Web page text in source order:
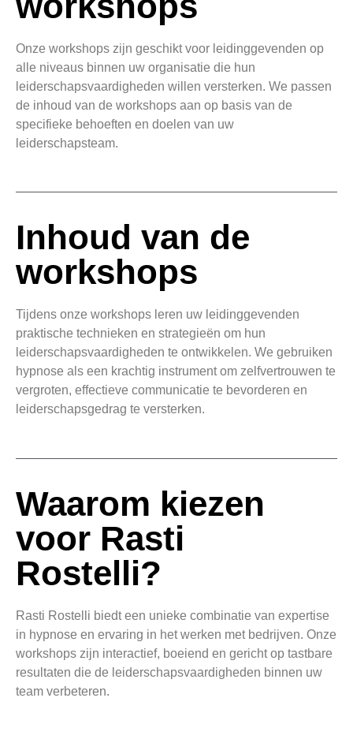
Onze workshops zijn geschikt voor leidinggevenden op
alle niveaus binnen uw organisatie die hun
leiderschapsvaardigheden willen versterken. We passen
de inhoud van de workshops aan op basis van de
specifieke behoeften en doelen van uw
leiderschapsteam.
Inhoud van de
workshops
Tijdens onze workshops leren uw leidinggevenden
praktische technieken en strategieën om hun
leiderschapsvaardigheden te ontwikkelen. We gebruiken
hypnose als een krachtig instrument om zelfvertrouwen te
vergroten, effectieve communicatie te bevorderen en
leiderschapsgedrag te versterken.
Waarom kiezen
voor Rasti
Rostelli?
Rasti Rostelli biedt een unieke combinatie van expertise
in hypnose en ervaring in het werken met bedrijven. Onze
workshops zijn interactief, boeiend en gericht op tastbare
resultaten die de leiderschapsvaardigheden binnen uw
team verbeteren.